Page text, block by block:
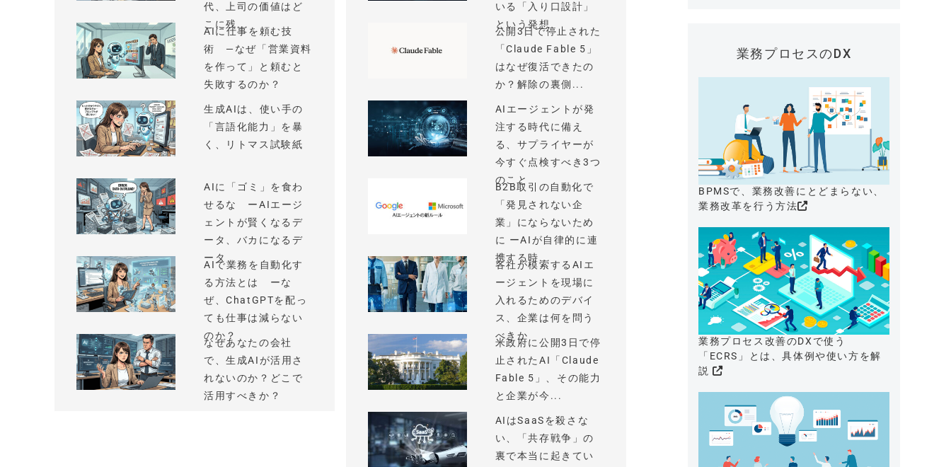
代、上司の価値はど
こに残...
AIに仕事を頼む技
術 —なぜ「営業資料
を作って」と頼むと
失敗するのか？
生成AIは、使い手の
「言語化能力」を暴
く、リトマス試験紙
AIに「ゴミ」を食わ
せるな ーAIエージ
ェントが賢くなるデ
ータ、バカになるデ
ータ
AIで業務を自動化す
る方法とは ーな
ぜ、ChatGPTを配っ
ても仕事は減らない
のか？
なぜあなたの会社
で、生成AIが活用さ
れないのか？どこで
活用すべきか？
いる「入り口設計」
という発想
公開3日で停止された
「Claude Fable 5」
はなぜ復活できたの
か？解除の裏側...
AIエージェントが発
注する時代に備え
る、サプライヤーが
今すぐ点検すべき3つ
のこと
B2B取引の自動化で
「発見されない企
業」にならないため
に ーAIが自律的に連
携する時...
各社が模索するAIエ
ージェントを現場に
入れるためのデバイ
ス、企業は何を問う
べきか
米政府に公開3日で停
止されたAI「Claude
Fable 5」、その能力
と企業が今...
AIはSaaSを殺さな
い、「共存戦争」の
裏で本当に起きてい
業務プロセスのDX
BPMSで、業務改善にとどまらない、
業務改革を行う方法
業務プロセス改善のDXで使う
「ECRS」とは、具体例や使い方を解
説